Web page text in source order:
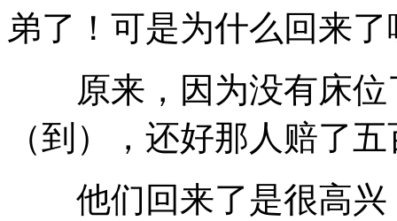
弟了！可是为什么回来了
原来，因为没有床位
（到），还好那人赔了
他们回来了是很高兴